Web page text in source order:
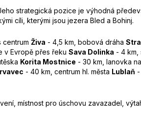
strategická pozice je výhodná
cíli, kterými jsou jezera Bled a Bohinj.
centrum Živa - 4,5 km, bobová dráha
v Evropě přes řeku Sava Dolinka - 4 km,
Korita Mostnice - 30 km, lanovka na
- 40 km, centrum hl. města Lublaň
místnost pro úschovu zavazadel,